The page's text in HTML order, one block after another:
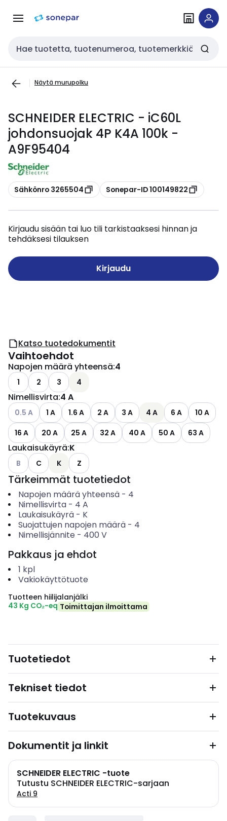
navigointiinsisältöön
Haku
Näytä murupolku
SCHNEIDER ELECTRIC - iC60L
johdonsuojak 4P K4A 100k -
A9F95404
Kopioi
Sähkönro 3265504 Kopioi
Sonepar-ID 100149822
Kirjaudu sisään tai luo tili tarkistaaksesi hinnan ja
tehdäksesi tilauksen
Kirjaudu
Katso tuotedokumentit
Vaihtoehdot
Napojen määrä yhteensä:4
1 2 3 4
Nimellisvirta:4 A
Katso käytettävissä olevat vaihtoehdot
0.5 A 1 A 1.6 A 2 A 3 A 4 A 6 A
10 A
16 A
20 A 25 A 32 A 40 A 50 A 63 A
Laukaisukäyrä:K
Katso käytettävissä olevat vaihtoehdot
B C K Z
Tärkeimmät tuotetiedot
Napojen määrä yhteensä- 4
Nimellisvirta- 4 A
Laukaisukäyrä- K
Suojattujen napojen määrä- 4
Nimellisjännite - 400 V
Pakkaus ja ehdot
1 kpl
Vakiokäyttötuote
Tuotteen hiilijalanjälki
43 Kg CO₂-eq Toimittajan ilmoittama
Tuotetiedot
Tekniset tiedot
Tuotekuvaus
Dokumentit ja linkit
SCHNEIDER ELECTRIC -tuote
Tutustu SCHNEIDER ELECTRIC-sarjaan
Acti 9